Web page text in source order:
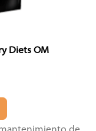
Diets OM